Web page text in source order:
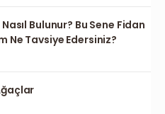
Bulunur? Bu Sene Fidan
Ne Tavsiye Edersiniz?